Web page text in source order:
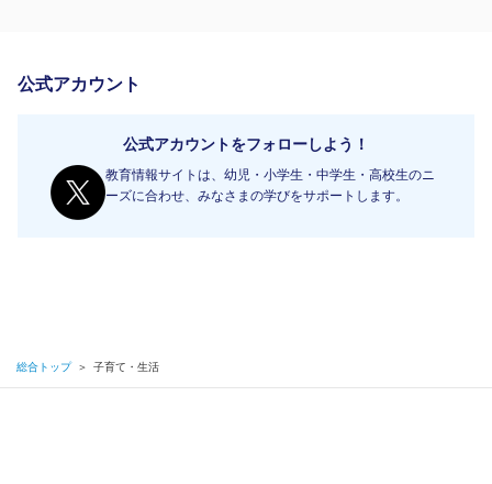
公式アカウント
公式アカウントをフォローしよう！
教育情報サイトは、幼児・小学生・中学生・高校生のニ
ーズに合わせ、みなさまの学びをサポートします。
総合トップ ＞ 子育て・生活